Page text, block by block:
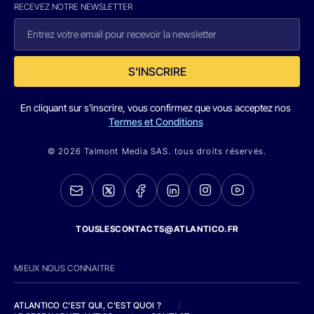
RECEVEZ NOTRE NEWSLETTER
S'INSCRIRE
En cliquant sur s'inscrire, vous confirmez que vous acceptez nos
Termes et Conditions
© 2026 Talmont Media SAS. tous droits réservés.
TOUSLESCONTACTS@ATLANTICO.FR
MIEUX NOUS CONNAITRE
ATLANTICO C'EST QUI, C'EST QUOI ?
/